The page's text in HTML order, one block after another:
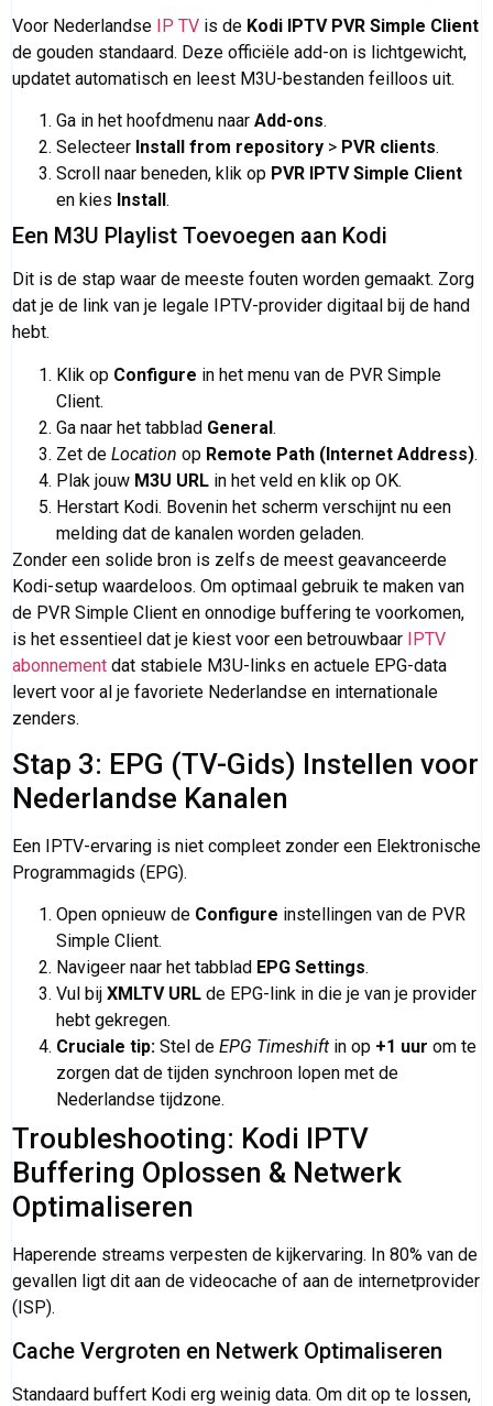
Voor Nederlandse IP TV is de Kodi IPTV PVR Simple Client
de gouden standaard. Deze officiële add-on is lichtgewicht,
updatet automatisch en leest M3U-bestanden feilloos uit.
Ga in het hoofdmenu naar Add-ons.
Selecteer Install from repository > PVR clients.
Scroll naar beneden, klik op PVR IPTV Simple Client
en kies Install .
Een M3U Playlist Toevoegen aan Kodi
Dit is de stap waar de meeste fouten worden gemaakt. Zorg
dat je de link van je legale IPTV-provider digitaal bij de hand
hebt.
Klik op Configure in het menu van de PVR Simple
Client.
Ga naar het tabblad General.
Zet de Location op Remote Path (Internet Address).
Plak jouw M3U URL in het veld en klik op OK.
Herstart Kodi. Bovenin het scherm verschijnt nu een
melding dat de kanalen worden geladen.
Zonder een solide bron is zelfs de meest geavanceerde
Kodi-setup waardeloos. Om optimaal gebruik te maken van
de PVR Simple Client en onnodige buffering te voorkomen,
is het essentieel dat je kiest voor een betrouwbaar IPTV
abonnement dat stabiele M3U-links en actuele EPG-data
levert voor al je favoriete Nederlandse en internationale
zenders.
Stap 3: EPG (TV-Gids) Instellen voor
Nederlandse Kanalen
Een IPTV-ervaring is niet compleet zonder een Elektronische
Programmagids (EPG).
Open opnieuw de Configure instellingen van de PVR
Simple Client.
Navigeer naar het tabblad EPG Settings.
Vul bij XMLTV URL de EPG-link in die je van je provider
hebt gekregen.
Cruciale tip: Stel de EPG Timeshift in op +1 uur om te
zorgen dat de tijden synchroon lopen met de
Nederlandse tijdzone.
Troubleshooting: Kodi IPTV
Buffering Oplossen & Netwerk
Optimaliseren
Haperende streams verpesten de kijkervaring. In 80% van de
gevallen ligt dit aan de videocache of aan de internetprovider
(ISP).
Cache Vergroten en Netwerk Optimaliseren
Standaard buffert Kodi erg weinig data. Om dit op te lossen,